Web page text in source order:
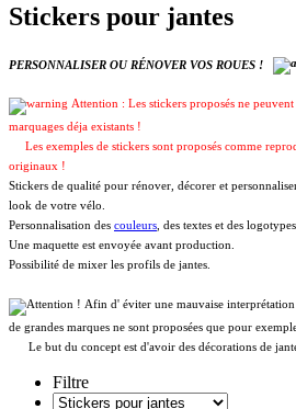
Stickers pour jantes
PERSONNALISER OU RÉNOVER VOS ROUES !
Attention : Les stickers proposés ne
marquages déja existants !
Les exemples de stickers sont proposés comme
originaux !
Stickers de qualité pour rénover, décorer et
look de votre vélo.
Personnalisation des couleurs , des textes et des
Une maquette est envoyée avant production.
Possibilité de mixer les profils de jantes.
Afin d' éviter une mauvaise
de grandes marques ne sont proposées que pour
Le but du concept est d'avoir des décorations de
Filtre